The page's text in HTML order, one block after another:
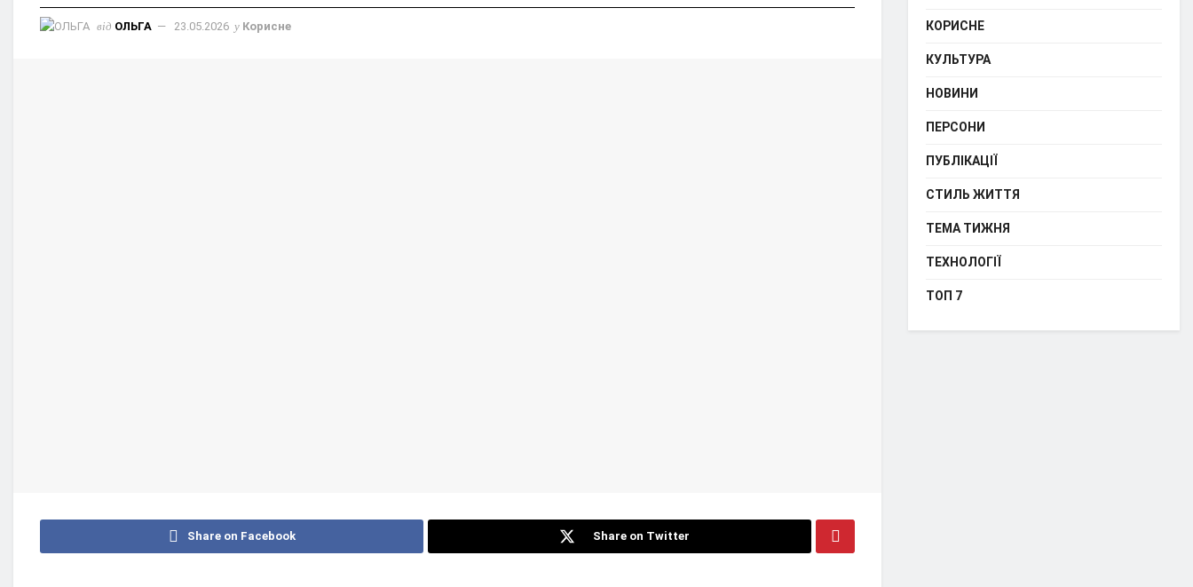
від ОЛЬГА 23.05.2026 у Корисне
Share on Facebook Share on Twitter
КОРИСНЕ
КУЛЬТУРА
НОВИНИ
ПЕРСОНИ
ПУБЛІКАЦІЇ
СТИЛЬ ЖИТТЯ
ТЕМА ТИЖНЯ
ТЕХНОЛОГІЇ
ТОП 7